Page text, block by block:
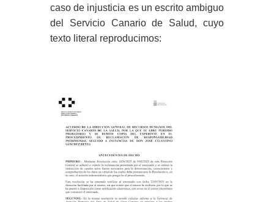
caso de injusticia es un escrito ambiguo
del Servicio Canario de Salud, cuyo
texto literal reproducimos: